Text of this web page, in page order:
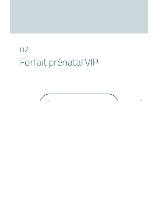
02.
Forfait prénatal VIP